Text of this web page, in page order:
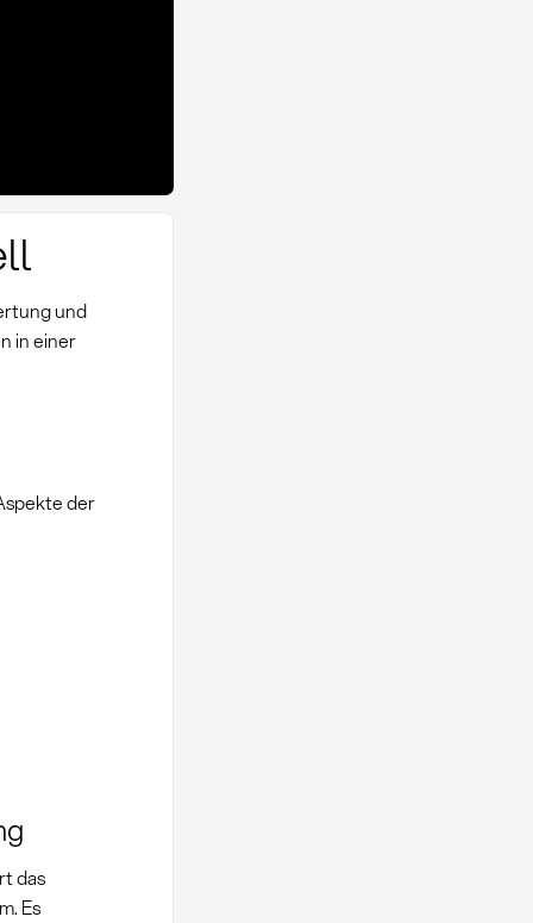
und
in einer
der
das
Es